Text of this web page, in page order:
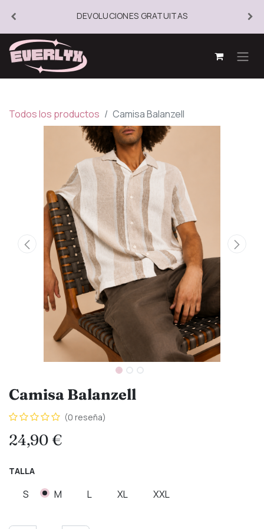
DEVOLUCIONES GRATUITAS
Todos los productos Camisa Balanzell
Camisa Balanzell
(0 reseña)
24,90€
TALLA
S M L XL XXL